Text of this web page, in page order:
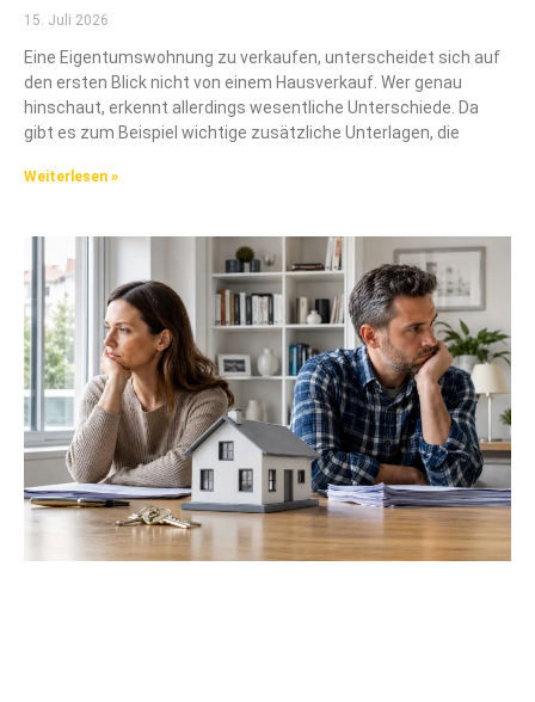
15. Juli 2026
Eine Eigentumswohnung zu verkaufen, unterscheidet sich auf
den ersten Blick nicht von einem Hausverkauf. Wer genau
hinschaut, erkennt allerdings wesentliche Unterschiede. Da
gibt es zum Beispiel wichtige zusätzliche Unterlagen, die
Weiterlesen »